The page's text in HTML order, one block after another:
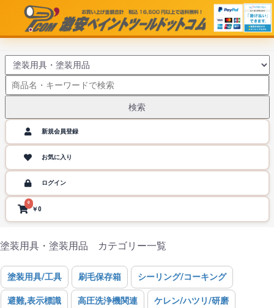
検索
新規会員登録
お気に入り
ログイン
0
￥0
塗装用具・塗装用品 カテゴリー一覧
塗装用具/工具 刷毛保存箱 シーリング/コーキング
避難,表示標識 高圧洗浄機関連 ケレン/ハツリ/研磨